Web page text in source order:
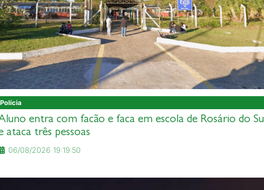
Polícia
entra com facão e faca em escola de Rosário do
ataca três pessoas
06/08/2026 19:19:50